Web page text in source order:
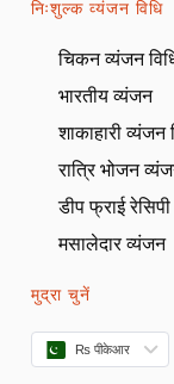
निःशुल्क व्यंजन विधि
चिकन व्यंजन
भारतीय व्यंजन
शाकाहारी व्यंजन
रात्रि भोजन
डीप फ्राई रेसिपी
मसालेदार व्यंजन
मुद्रा चुनें
₨ पीकेआर